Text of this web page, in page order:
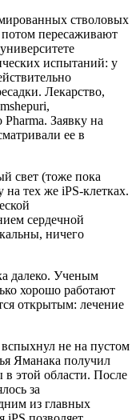
стволовых
пересаживают
испытаний: у
Лекарство,
Заявку на
ее в
свет (тоже пока
тех же iPS-клетках.
сердечной
ничего
далеко. Ученым
хорошо работают
открытым: лечение
не на пустом
Яманака получил
этой области. После
за
из главных